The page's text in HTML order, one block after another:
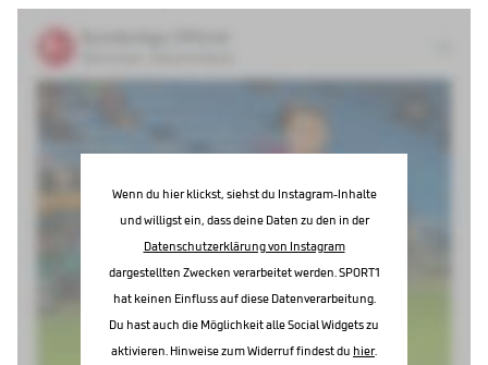
Wenn du hier klickst, siehst du Instagram-Inhalte
und willigst ein, dass deine Daten zu den in der
Datenschutzerklärung von Instagram
dargestellten Zwecken verarbeitet werden. SPORT1
hat keinen Einfluss auf diese Datenverarbeitung.
Du hast auch die Möglichkeit alle Social Widgets zu
aktivieren. Hinweise zum Widerruf findest du hier.